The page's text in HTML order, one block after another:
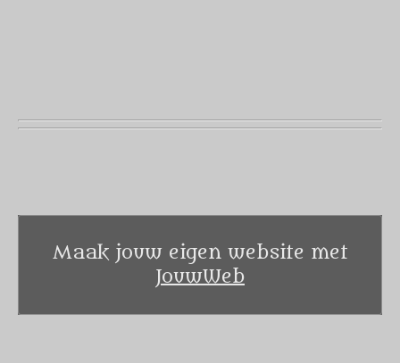
Maak jouw eigen website met
JouwWeb